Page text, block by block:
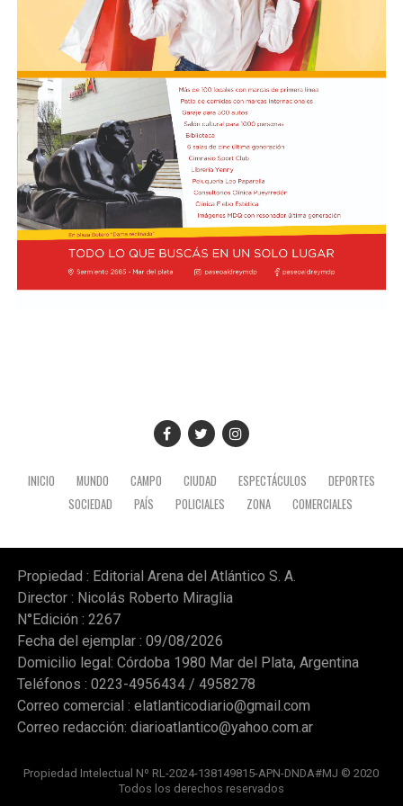
INICIO MUNDO CAMPO CIUDAD ESPECTÁCULOS
DEPORTES
SOCIEDAD
PAÍS POLICIALES ZONA COMERCIALES
Propiedad : Editorial Arena del Atlántico S. A.
Director : Nicolás Roberto Miraglia
N°Edición : 2267
Fecha del ejemplar : 09/08/2026
Domicilio legal: Córdoba 1980 Mar del Plata, Argentina
Teléfonos : 0223-4956434 / 4958278
Correo comercial : elatlanticodiario@gmail.com
Correo redacción: diarioatlantico@yahoo.com.ar
Propiedad Intelectual Nº RL-2024-138149815-APN-DNDA#MJ © 2020
Todos los derechos reservados